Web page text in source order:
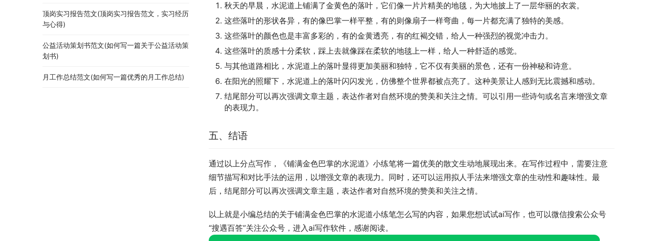
秋天的早晨，水泥道上铺满了金黄色的落叶，它们像一片片精美的地毯，为大地披上了一层华丽的衣裳。
这些落叶的形状各异，有的像巴掌一样平整，有的则像扇子一样弯曲，每一片都充满了独特的美感。
这些落叶的颜色也是丰富多彩的，有的金黄透亮，有的红褐交错，给人一种强烈的视觉冲击力。
这些落叶的质感十分柔软，踩上去就像踩在柔软的地毯上一样，给人一种舒适的感觉。
与其他道路相比，水泥道上的落叶显得更加美丽和独特，它不仅有美丽的景色，还有一份神秘和诗意。
在阳光的照耀下，水泥道上的落叶闪闪发光，仿佛整个世界都被点亮了。这种美景让人感到无比震撼和感动。
结尾部分可以再次强调文章主题，表达作者对自然环境的赞美和关注之情。可以引用一些诗句或名言来增强文章
的表现力。
五、结语
通过以上分点写作，《铺满金色巴掌的水泥道》小练笔将一篇优美的散文生动地展现出来。在写作过程中，需要注意
细节描写和对比手法的运用，以增强文章的表现力。同时，还可以运用拟人手法来增强文章的生动性和趣味性。最
后，结尾部分可以再次强调文章主题，表达作者对自然环境的赞美和关注之情。
以上就是小编总结的关于铺满金色巴掌的水泥道小练笔怎么写的内容，如果您想试试ai写作，也可以微信搜索公众号
“搜遇百答”关注公众号，进入ai写作软件，感谢阅读。
顶岗实习报告范文(顶岗实习报告范文，实习经历
与心得)
公益活动策划书范文(如何写一篇关于公益活动策
划书)
月工作总结范文(如何写一篇优秀的月工作总结)